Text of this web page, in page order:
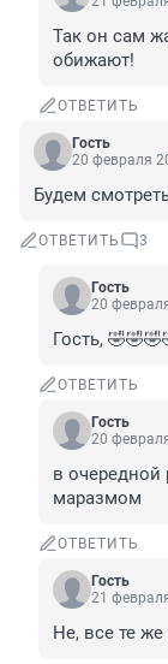
Так он сам
обижают!
ОТВЕТИТЬ
Гость
20 февраля
Будем
ОТВЕТИТЬ 3
Гость
20
Гость,
ОТВЕТИТЬ
Гость
20
в очередной
маразмом
ОТВЕТИТЬ
Гость
21
Не, все те